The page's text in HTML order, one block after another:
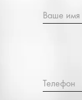
Ваше имя
Телефон